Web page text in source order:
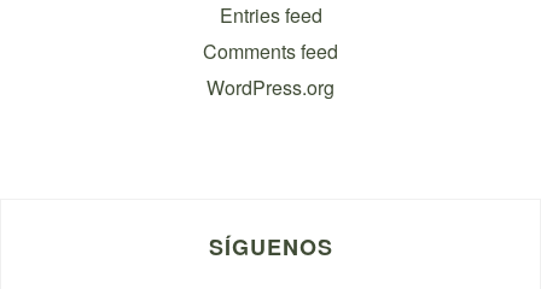
Entries feed
Comments feed
WordPress.org
SÍGUENOS